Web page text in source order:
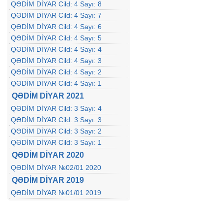
QƏDİM DİYAR Cild: 4 Sayı: 8
QƏDİM DİYAR Cild: 4 Sayı: 7
QƏDİM DİYAR Cild: 4 Sayı: 6
QƏDİM DİYAR Cild: 4 Sayı: 5
QƏDİM DİYAR Cild: 4 Sayı: 4
QƏDİM DİYAR Cild: 4 Sayı: 3
QƏDİM DİYAR Cild: 4 Sayı: 2
QƏDİM DİYAR Cild: 4 Sayı: 1
QƏDİM DİYAR 2021
QƏDİM DİYAR Cild: 3 Sayı: 4
QƏDİM DİYAR Cild: 3 Sayı: 3
QƏDİM DİYAR Cild: 3 Sayı: 2
QƏDİM DİYAR Cild: 3 Sayı: 1
QƏDİM DİYAR 2020
QƏDİM DİYAR №02/01 2020
QƏDİM DİYAR 2019
QƏDİM DİYAR №01/01 2019